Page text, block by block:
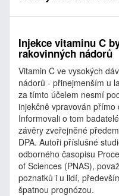
Injekce vitaminu C
rakovinných nádorů
Vitamin C ve vysokých
nádorů - přinejmenším u
za tímto účelem nesmí
injekčně vpravován
Informovali o tom
závěry zveřejněné
DPA. Autoři příslušné
odborného časopisu
of Sciences (PNAS),
poznatků i u lidí,
špatnou prognózou.